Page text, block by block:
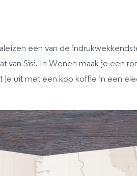
een van de
van Sisi. In Wenen maak je een
je uit met een kop koffie in een